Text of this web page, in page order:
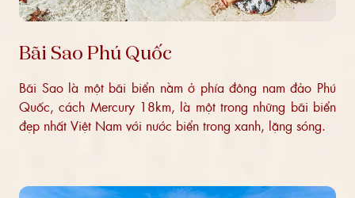
Bãi Sao Phú Quốc
Bãi Sao là một bãi biển nằm ở phía đông nam đảo Phú
Quốc, cách Mercury 18km, là một trong những bãi biển
đẹp nhất Việt Nam với nước biển trong xanh, lặng sóng.